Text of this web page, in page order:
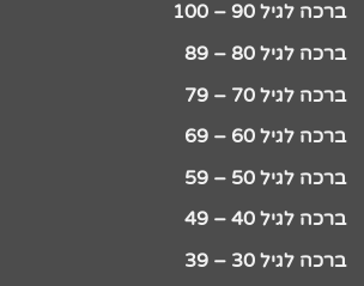
ברכה לגיל 90 – 100
ברכה לגיל 80 – 89
ברכה לגיל 70 – 79
ברכה לגיל 60 – 69
ברכה לגיל 50 – 59
ברכה לגיל 40 – 49
ברכה לגיל 30 – 39